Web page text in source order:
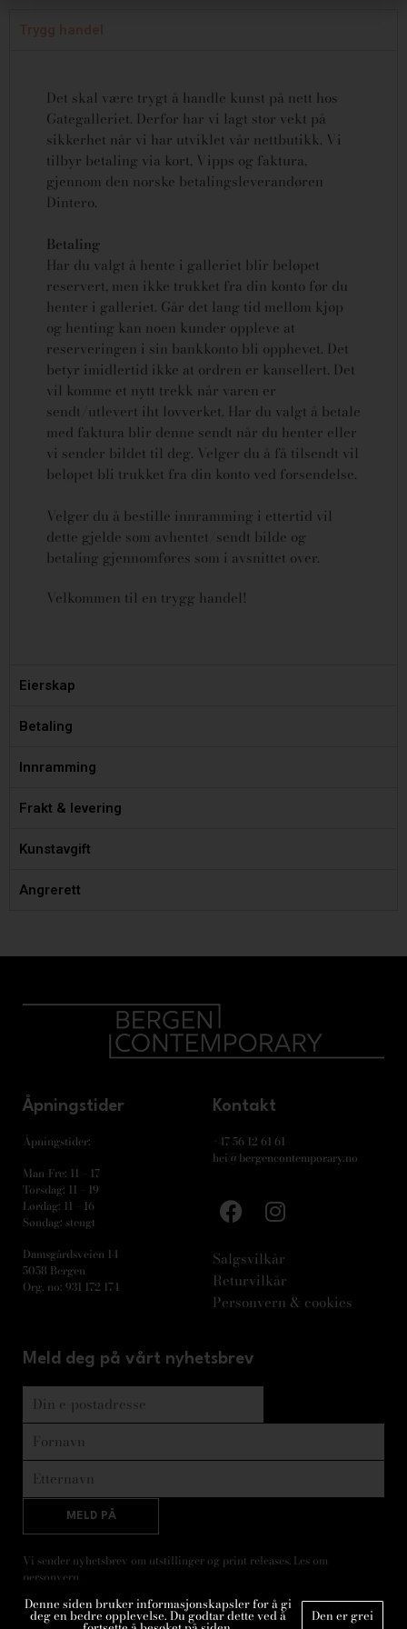
Det skal være trygt å handle kunst på nett hos
Gategalleriet. Derfor har vi lagt stor vekt på
sikkerhet når vi har utviklet vår nettbutikk. Vi
tilbyr betaling via kort, Vipps og faktura,
gjennom den norske betalingsleverandøren
Dintero.
Betaling
Har du valgt å hente i galleriet blir beløpet
reservert, men ikke trukket fra din konto før du
henter i galleriet. Går det lang tid mellom kjøp
og henting kan noen kunder oppleve at
reserveringen i sin bankkonto bli opphevet. Det
betyr imidlertid ikke at ordren er kansellert. Det
vil komme et nytt trekk når varen er
sendt/utlevert iht lovverket. Har du valgt å betale
med faktura blir denne sendt når du henter eller
vi sender bildet til deg. Velger du å få tilsendt vil
beløpet bli trukket fra din konto ved forsendelse.
Velger du å bestille innramming i ettertid vil
dette gjelde som avhentet/sendt bilde og
betaling gjennomføres som i avsnittet over.
Velkommen til en trygg handel!
Eierskap
Betaling
Innramming
Frakt & levering
Kunstavgift
Angrerett
Åpningstider
Åpningstider:
Man-Fre: 11 – 17
Torsdag: 11 – 19
Lørdag: 11 – 16
Søndag: stengt
Damsgårdsveien 14
5058 Bergen
Org. no: 931 172 174
Kontakt
+47 56 12 61 61
hei@bergencontemporary.no
Salgsvilkår
Returvilkår
Personvern & cookies
Meld deg på vårt nyhetsbrev
MELD PÅ
Vi sender nyhetsbrev om utstillinger og print releases. Les om
personvern
Denne siden bruker informasjonskapsler for å gi
deg en bedre opplevelse. Du godtar dette ved å Den er grei